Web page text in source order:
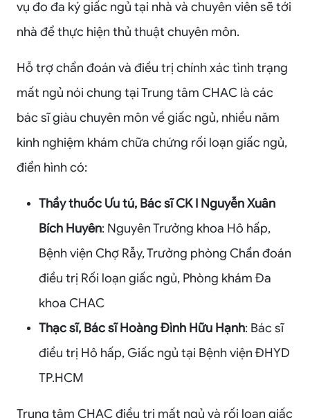
vụ đo đa ký giấc ngủ tại nhà và chuyên viên sẽ tới
nhà để thực hiện thủ thuật chuyên môn.
Hỗ trợ chẩn đoán và điều trị chính xác tình trạng
mất ngủ nói chung tại Trung tâm CHAC là các
bác sĩ giàu chuyên môn về giấc ngủ, nhiều năm
kinh nghiệm khám chữa chứng rối loạn giấc ngủ,
điển hình có:
Thầy thuốc Ưu tú, Bác sĩ CK I Nguyễn Xuân
Bích Huyên: Nguyên Trưởng khoa Hô hấp,
Bệnh viện Chợ Rẫy, Trưởng phòng Chẩn đoán
điều trị Rối loạn giấc ngủ, Phòng khám Đa
khoa CHAC
Thạc sĩ, Bác sĩ Hoàng Đình Hữu Hạnh: Bác sĩ
điều trị Hô hấp, Giấc ngủ tại Bệnh viện ĐHYD
TP.HCM
Trung tâm CHAC điều trị mất ngủ và rối loạn giấc